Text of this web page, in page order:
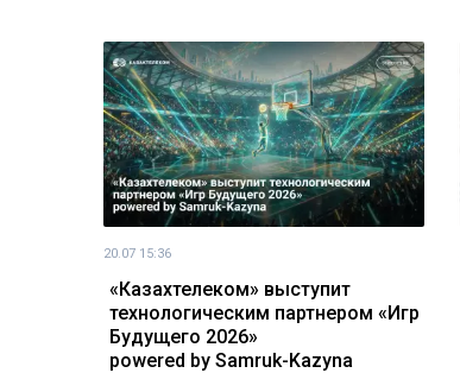
20.07 15:36
«Казахтелеком» выступит
технологическим партнером «Игр
Будущего 2026»
powered by Samruk-Kazyna